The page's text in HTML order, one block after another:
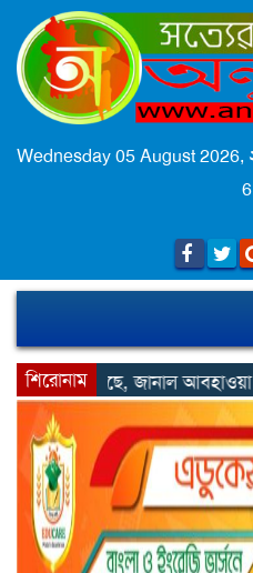
Wednesday 05 August 2026,
শিরোনাম
আবহাওয়া অফিস ◈ নানা সংকটে